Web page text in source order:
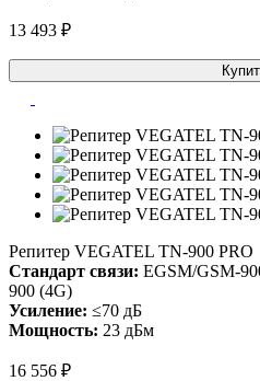
13 493 ₽
Репитер VEGATEL TN-900 PRO
Стандарт связи: EGSM/GSM-
900 (4G)
Усиление: ≤70 дБ
Мощность: 23 дБм
16 556 ₽